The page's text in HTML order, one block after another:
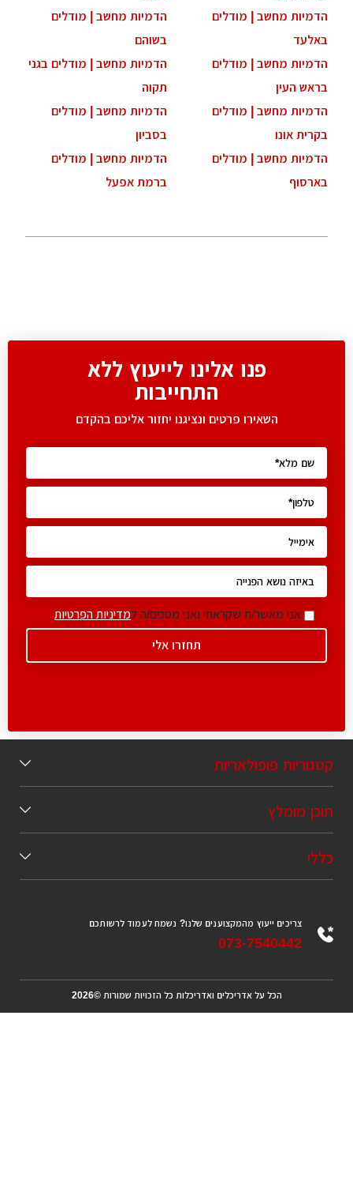
מחשב | מודלים
הדמיות מחשב | מודלים
בשוהם
מחשב | מודלים
העין
הדמיות מחשב | מודלים בגני
מחשב | מודלים
אונו
הדמיות מחשב | מודלים
בסביון
מחשב | מודלים
הדמיות מחשב | מודלים
ברמת אפעל
פנו אלינו לייעוץ ללא
התחייבות
השאירו פרטים ונציגנו יחזור אליכם בהקדם
אני מאשר/ת שקראתי ואני מסכים/ה למדיניות הפרטיות
פופולאריות
מומלץ
צריכים ייעוץ מהמקצוענים שלנו? נשמח לעמוד לרשותכם
073-7540442
הכל על אדריכלים ואדריכלות כל הזכויות שמורות ©2026